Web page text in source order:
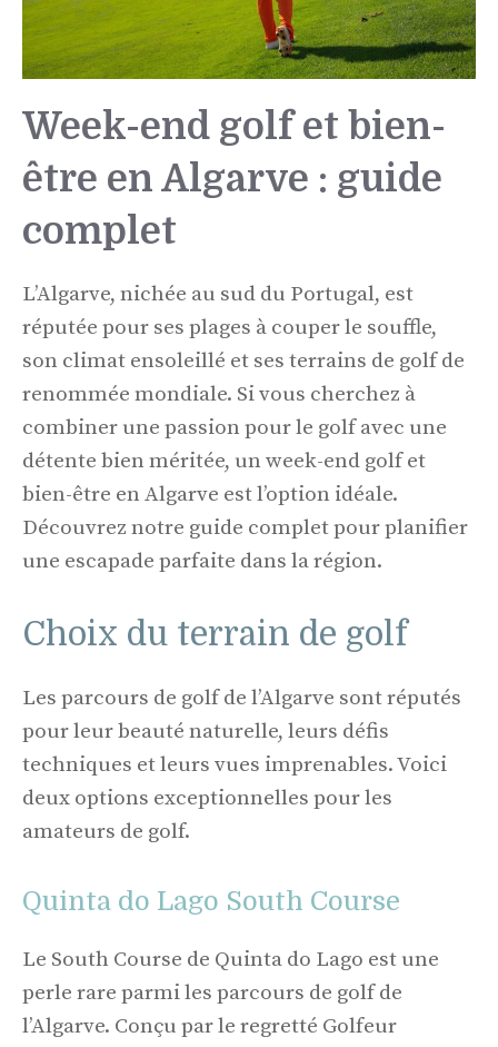
Week-end golf et bien-
être en Algarve : guide
complet
L’Algarve, nichée au sud du Portugal, est
réputée pour ses plages à couper le souffle,
son climat ensoleillé et ses terrains de golf de
renommée mondiale. Si vous cherchez à
combiner une passion pour le golf avec une
détente bien méritée, un week-end golf et
bien-être en Algarve est l’option idéale.
Découvrez notre guide complet pour planifier
une escapade parfaite dans la région.
Choix du terrain de golf
Les parcours de golf de l’Algarve sont réputés
pour leur beauté naturelle, leurs défis
techniques et leurs vues imprenables. Voici
deux options exceptionnelles pour les
amateurs de golf.
Quinta do Lago South Course
Le South Course de Quinta do Lago est une
perle rare parmi les parcours de golf de
l’Algarve. Conçu par le regretté Golfeur